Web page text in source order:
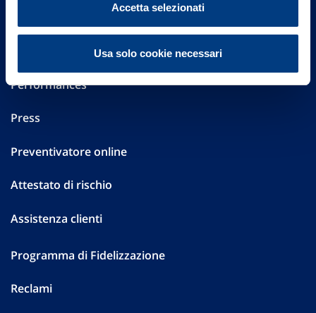
Accetta selezionati
Usa solo cookie necessari
Performances
Press
Preventivatore online
Attestato di rischio
Assistenza clienti
Programma di Fidelizzazione
Reclami